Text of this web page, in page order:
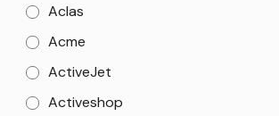
Aclas
Acme
ActiveJet
Activeshop